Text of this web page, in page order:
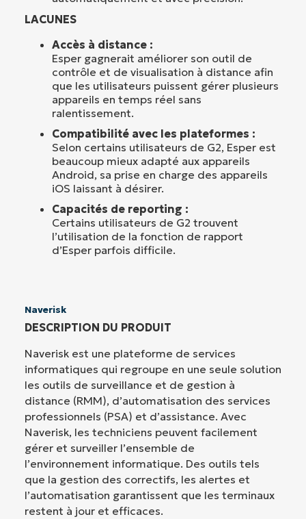
LACUNES
Accès à distance :
Esper gagnerait améliorer son outil de
contrôle et de visualisation à distance afin
que les utilisateurs puissent gérer plusieurs
appareils en temps réel sans
ralentissement.
Compatibilité avec les plateformes :
Selon certains utilisateurs de G2, Esper est
beaucoup mieux adapté aux appareils
Android, sa prise en charge des appareils
iOS laissant à désirer.
Capacités de reporting :
Certains utilisateurs de G2 trouvent
l’utilisation de la fonction de rapport
d’Esper parfois difficile.
Naverisk
DESCRIPTION DU PRODUIT
Naverisk est une plateforme de services
informatiques qui regroupe en une seule solution
les outils de surveillance et de gestion à
distance (RMM), d’automatisation des services
professionnels (PSA) et d’assistance. Avec
Naverisk, les techniciens peuvent facilement
gérer et surveiller l’ensemble de
l’environnement informatique. Des outils tels
que la gestion des correctifs, les alertes et
l’automatisation garantissent que les terminaux
restent à jour et efficaces.